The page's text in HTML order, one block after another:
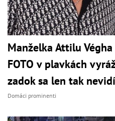
Manželka Attilu
FOTO v plavkách
zadok sa len tak nevidí
Domáci prominenti